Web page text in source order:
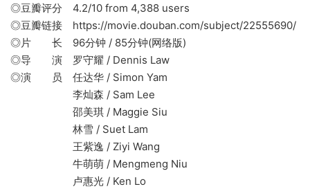
◎豆瓣评分 4.2/10 from 4,388 users
◎豆瓣链接 https://movie.douban.com/subject/22555690/
◎片 长 96分钟 / 85分钟(网络版)
◎导 演 罗守耀 / Dennis Law
◎演 员 任达华 / Simon Yam
李灿森 / Sam Lee
邵美琪 / Maggie Siu
林雪 / Suet Lam
王紫逸 / Ziyi Wang
牛萌萌 / Mengmeng Niu
卢惠光 / Ken Lo